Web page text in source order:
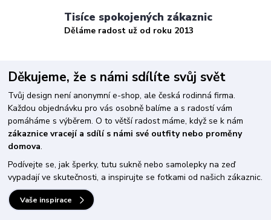
Tisíce spokojených zákaznic
Děláme radost už od roku 2013
Děkujeme, že s námi sdílíte svůj svět
Tvůj design není anonymní e-shop, ale česká rodinná firma.
Každou objednávku pro vás osobně balíme a s radostí vám
pomáháme s výběrem. O to větší radost máme, když se k nám
zákaznice vracejí a sdílí s námi své outfity nebo proměny
domova.
Podívejte se, jak šperky, tutu sukně nebo samolepky na zeď
vypadají ve skutečnosti, a inspirujte se fotkami od našich zákaznic.
Vaše inspirace